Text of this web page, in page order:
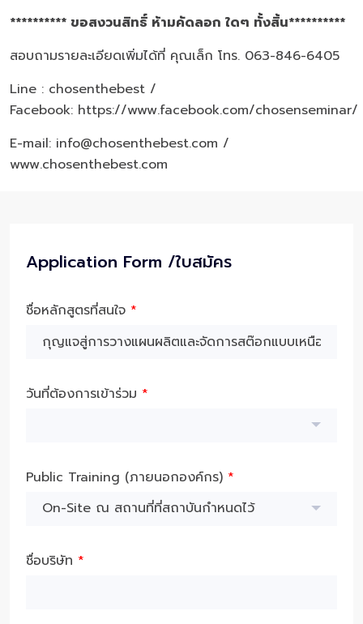
********** ขอสงวนสิทธิ์ ห้ามคัดลอก ใดๆ ทั้งสิ้น**********
สอบถามรายละเอียดเพิ่มได้ที่ คุณเล็ก โทร. 063-846-6405
Line : chosenthebest /
Facebook: https://www.facebook.com/chosenseminar/
E-mail: info@chosenthebest.com /
www.chosenthebest.com
Application Form /ใบสมัคร
ชื่อหลักสูตรที่สนใจ *
วันที่ต้องการเข้าร่วม *
Public Training (ภายนอกองค์กร) *
On-Site ณ สถานที่ที่สถาบันกำหนดไว้
ชื่อบริษัท *